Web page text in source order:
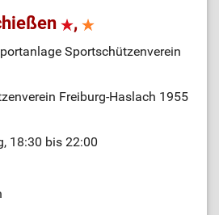
,
Sportschützenverein
Freiburg-Haslach 1955
18:30 bis 22:00